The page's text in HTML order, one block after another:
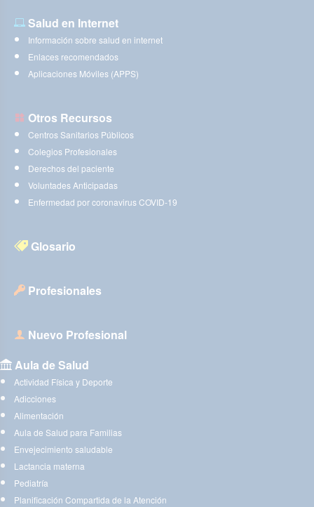
Salud en Internet
Información sobre salud en internet
Enlaces recomendados
Aplicaciones Móviles (APPS)
Otros Recursos
Centros Sanitarios Públicos
Colegios Profesionales
Derechos del paciente
Voluntades Anticipadas
Enfermedad por coronavirus COVID-19
Glosario
Profesionales
Nuevo Profesional
Aula de Salud
Actividad Física y Deporte
Adicciones
Alimentación
Aula de Salud para Familias
Envejecimiento saludable
Lactancia materna
Pediatría
Planificación Compartida de la Atención